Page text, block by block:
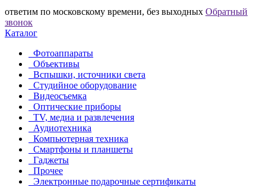
ответим по московскому времени, без выходных Обратный
звонок
Каталог
Фотоаппараты
Объективы
Вспышки, источники света
Студийное оборудование
Видеосъемка
Оптические приборы
TV, медиа и развлечения
Аудиотехника
Компьютерная техника
Смартфоны и планшеты
Гаджеты
Прочее
Электронные подарочные сертификаты